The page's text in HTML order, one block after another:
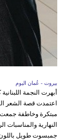
بيروت - عُمان اليوم
أبهرت النجمة
اعتمدت قصة الشعر
مبتكرة وخاطفة جمعت
النهارية والمناسبات
جمبسوت طويل باللون